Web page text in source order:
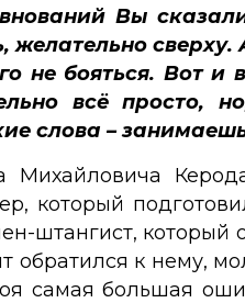
Вы
сверху.
не бояться. Вот и
всё просто,
слова –
который
штангист, который
к нему,
самая большая